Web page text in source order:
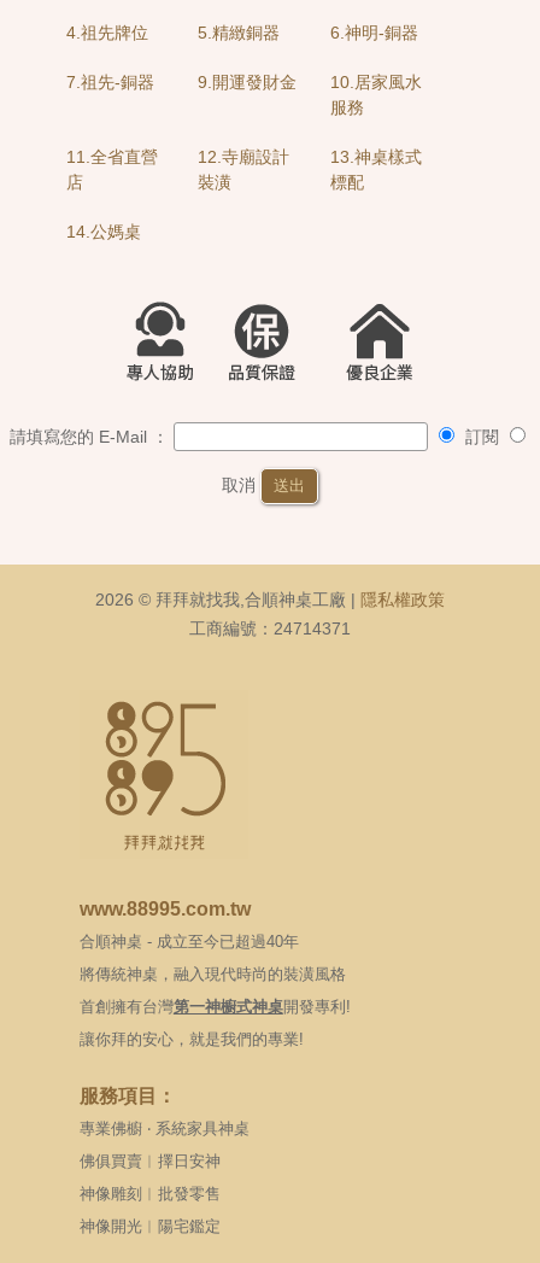
4.祖先牌位 5.精緻銅器 6.神明-銅器
7.祖先-銅器 9.開運發財金
10.居家風水
服務
11.全省直營
店
12.寺廟設計
裝潢
13.神桌樣式
標配
14.公媽桌
請填寫您的 E-Mail ： 訂閱
取消 送出
2026 © 拜拜就找我,合順神桌工廠 | 隱私權政策
工商編號：24714371
www.88995.com.tw
合順神桌 - 成立至今已超過40年
將傳統神桌，融入現代時尚的裝潢風格
首創擁有台灣第一神櫥式神桌開發專利!
讓你拜的安心，就是我們的專業!
服務項目：
專業佛櫥 ‧ 系統家具神桌
佛俱買賣︱擇日安神
神像雕刻︱批發零售
神像開光︱陽宅鑑定